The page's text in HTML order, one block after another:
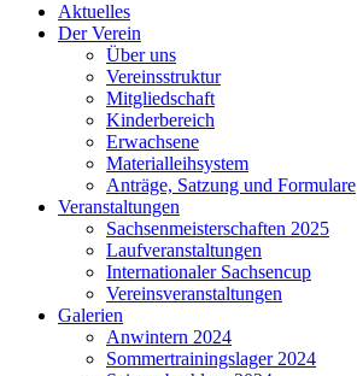
Aktuelles
Der Verein
Über uns
Vereinsstruktur
Mitgliedschaft
Kinderbereich
Erwachsene
Materialleihsystem
Anträge, Satzung und Formulare
Veranstaltungen
Sachsenmeisterschaften 2025
Laufveranstaltungen
Internationaler Sachsencup
Vereinsveranstaltungen
Galerien
Anwintern 2024
Sommertrainingslager 2024